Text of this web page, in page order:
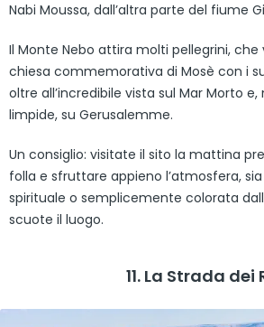
Nabi Moussa, dall’altra parte del fiume
Il Monte Nebo attira molti pellegrini,
chiesa commemorativa di Mosè con i
oltre all’incredibile vista sul Mar Morto
limpide, su Gerusalemme.
Un consiglio: visitate il sito la mattina
folla e sfruttare appieno l’atmosfera,
spirituale o semplicemente colorata
scuote il luogo.
11. La Strada dei